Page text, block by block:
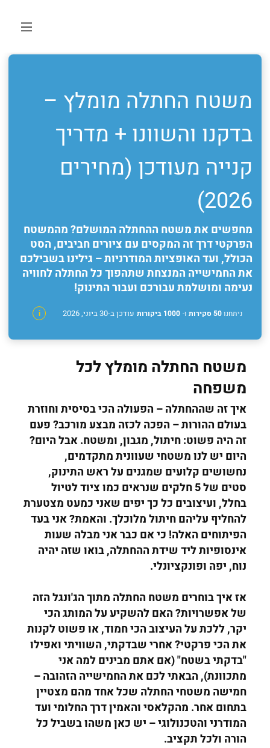
משטח החתלה מומלץ –
בדקנו והשוונו + מדריך
קנייה מעודכן (מחירים
2026)
מחפשים את משטח ההחתלה המושלם? מהמשטח
הפרקטי דרך זה המקסים עם ציורים חביבים, הסט
הכולל, ועד האופציות המודרניות – גילינו בשבילכם
את החמישייה המנצחת שתהפוך כל החתלה לחוויה
נעימה ומושלמת עבורכם ועבור התינוק!
ניתחנו50 סקירות ו- 1000 ביקורות i עודכן ב-30 ביוני, 2026
משטח החתלה מומלץ לכל
משפחה
איך זה שההחתלה – הפעולה הכי בסיסית וחוזרת
בעולם ההורות – הפכה לכזה מבצע מורכב? פעם
זה היה פשוט: חיתול, מגבון, ומשטח. אבל היום?
היום יש לנו משטחי שעוונית מתקדמים,
נחשושים קלועים שמגנים על ראש התינוק,
סטים של 5 חלקים שנראים כמו ציוד לטיול
בחלל, ועיצובים כל כך יפים שאני כמעט מצטערת
להחליף עליהם חיתול מלוכלך. והאמת? אני בעד
הפיתוחים האלה! כי אם כבר אני מבלה שעות
אינסופיות ליד שידת ההחתלה, בואו שזה יהיה
נוח, יפה ופונקציונלי.
אז איך בוחרים משטח החתלה מתוך הג'ונגל הזה
של אפשרויות? האם להשקיע על המותג הכי
יקר, ללכת על העיצוב הכי חמוד, או פשוט לקנות
את הכי פרקטי? אחרי שבדקתי, השוויתי ואפילו
"בדקתי בשטח" (אם אתם מבינים למה אני
מתכוונת), הבאתי לכם את החמישייה הזהובה –
חמישה משטחי החתלה שכל אחד מהם מצטיין
בתחום אחר. מהקלאסי והאמין דרך החלומי ועד
המודרני והטכנולוגי – יש כאן משהו בשביל כל
הורה ולכל תקציב.